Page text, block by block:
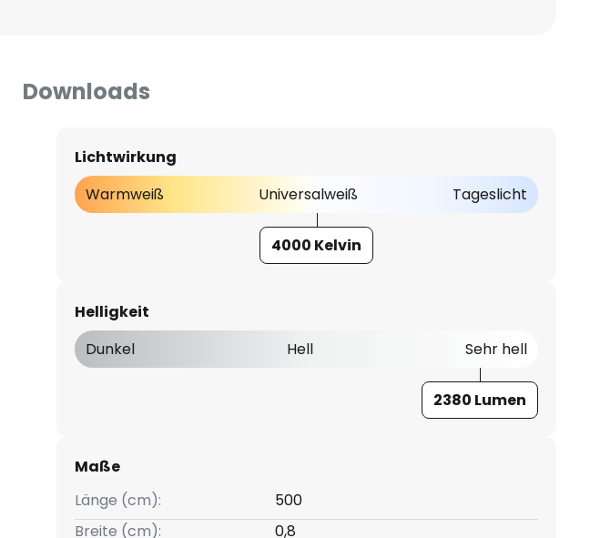
Downloads
Lichtwirkung
Warmweiß
Universalweiß Tageslicht
4000 Kelvin
Helligkeit
Dunkel
Hell Sehr hell
2380 Lumen
Maße
Länge (cm):
500
Breite (cm):
0,8